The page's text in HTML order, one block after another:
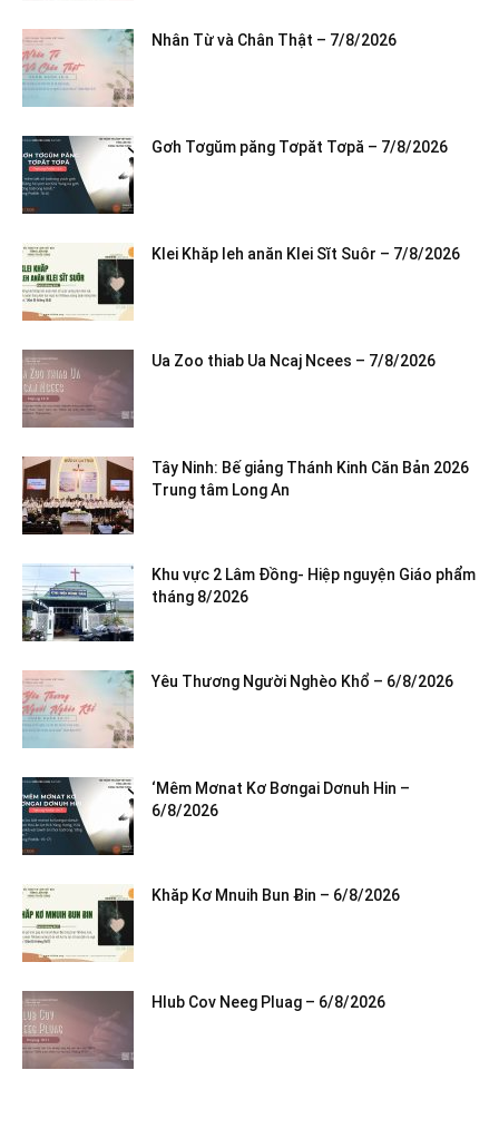
Nhân Từ và Chân Thật – 7/8/2026
Gơh Tơgŭm păng Tơpăt Tơpă – 7/8/2026
Klei Khăp leh anăn Klei Sĭt Suôr – 7/8/2026
Ua Zoo thiab Ua Ncaj Ncees – 7/8/2026
Tây Ninh: Bế giảng Thánh Kinh Căn Bản 2026
Trung tâm Long An
Khu vực 2 Lâm Đồng- Hiệp nguyện Giáo phẩm
tháng 8/2026
Yêu Thương Người Nghèo Khổ – 6/8/2026
‘Mêm Mơnat Kơ Bơngai Dơnuh Hin –
6/8/2026
Khăp Kơ Mnuih Bun Ƀin – 6/8/2026
Hlub Cov Neeg Pluag – 6/8/2026